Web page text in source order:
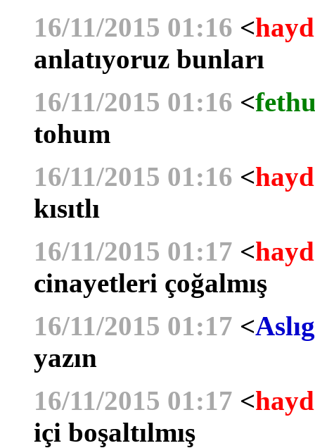
16/11/2015 01:16 <
anlatıyoruz bunları
16/11/2015 01:16 <
tohum
16/11/2015 01:16 <
kısıtlı
16/11/2015 01:17 <
cinayetleri çoğalmış
16/11/2015 01:17 <
yazın
16/11/2015 01:17 <
içi boşaltılmış